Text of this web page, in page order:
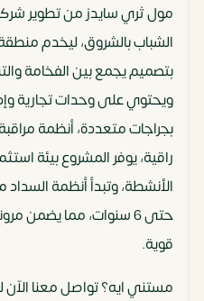
الشباب بالشروق، ليخدم
بتصميم يجمع بين الفخامة
ويحتوي على وحدات تجارية
بجراجات متعددة، أنظمة
راقية، يوفر المشروع بيئة
حتى 6 سنوات، مما يضمن
قوية.
مستني ايه؟ تواصل معنا